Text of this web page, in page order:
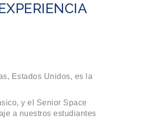
Estados Unidos, es la
y el Senior Space
a nuestros estudiantes